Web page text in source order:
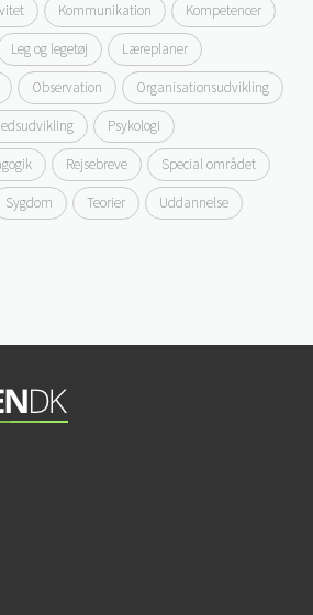
Kommunikation Kompetencer
Leg og legetøj Læreplaner
Observation Organisationsudvikling
Psykologi
Rejsebreve Special området
Sygdom Teorier Uddannelse